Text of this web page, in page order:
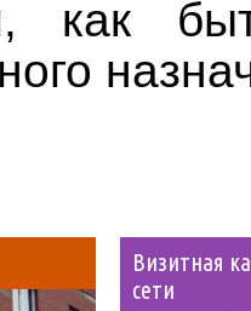
, как
Визитная
сети